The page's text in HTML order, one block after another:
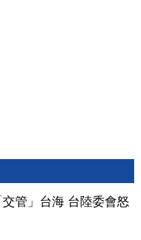
管」台海 台陸委會怒